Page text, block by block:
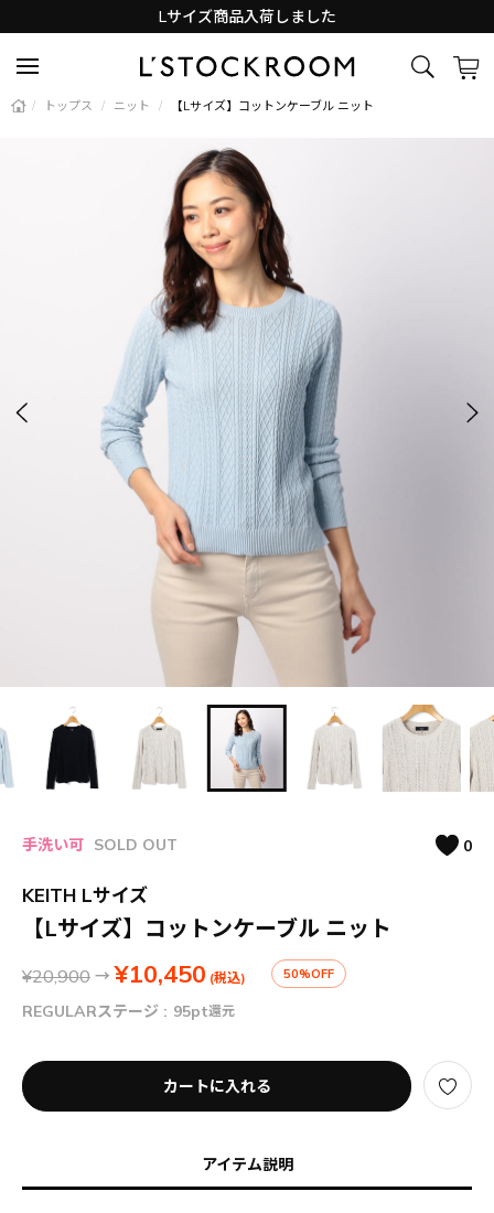
Lサイズ商品入荷しました
/ トップス / ニット / 【Lサイズ】コットンケーブル ニット
手洗い可 SOLD OUT 0
KEITH Lサイズ
【Lサイズ】コットンケーブル ニット
¥20,900 → ¥10,450 (税込) 50%OFF
REGULARステージ : 95pt還元
カートに入れる
アイテム説明